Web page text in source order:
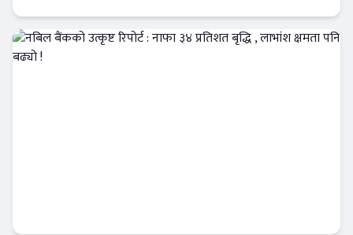
Banner News